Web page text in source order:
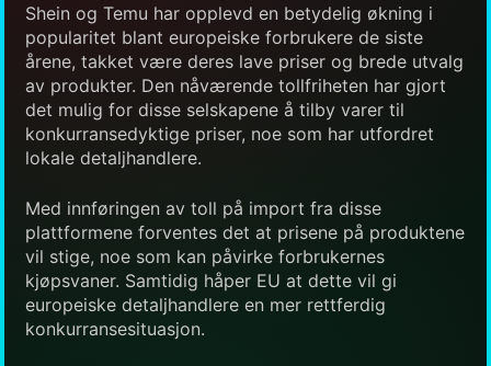
Shein og Temu har opplevd en betydelig økning i
popularitet blant europeiske forbrukere de siste
årene, takket være deres lave priser og brede utvalg
av produkter. Den nåværende tollfriheten har gjort
det mulig for disse selskapene å tilby varer til
konkurransedyktige priser, noe som har utfordret
lokale detaljhandlere.
Med innføringen av toll på import fra disse
plattformene forventes det at prisene på produktene
vil stige, noe som kan påvirke forbrukernes
kjøpsvaner. Samtidig håper EU at dette vil gi
europeiske detaljhandlere en mer rettferdig
konkurransesituasjon.